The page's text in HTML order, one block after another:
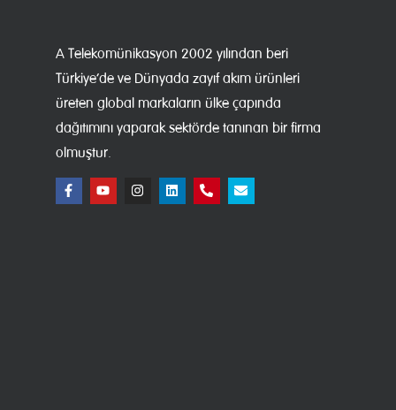
A Telekomünikasyon 2002 yılından beri
Türkiye’de ve Dünyada zayıf akım ürünleri
üreten global markaların ülke çapında
dağıtımını yaparak sektörde tanınan bir firma
olmuştur.